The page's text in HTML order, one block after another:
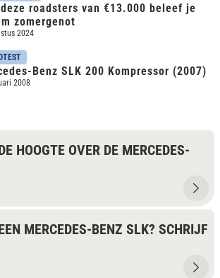
roadsters van €13.000 beleef je
zomergenot
2024
Benz SLK 200 Kompressor (2007)
2008
HOOGTE OVER DE MERCEDES-
MERCEDES-BENZ SLK? SCHRIJF